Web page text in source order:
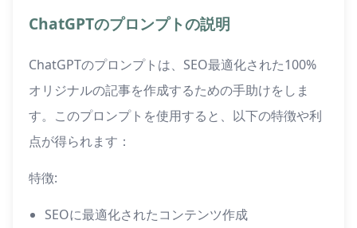
ChatGPTのプロンプトの説明
ChatGPTのプロンプトは、SEO最適化された100%
オリジナルの記事を作成するための手助けをしま
す。このプロンプトを使用すると、以下の特徴や利
点が得られます：
特徴:
SEOに最適化されたコンテンツ作成